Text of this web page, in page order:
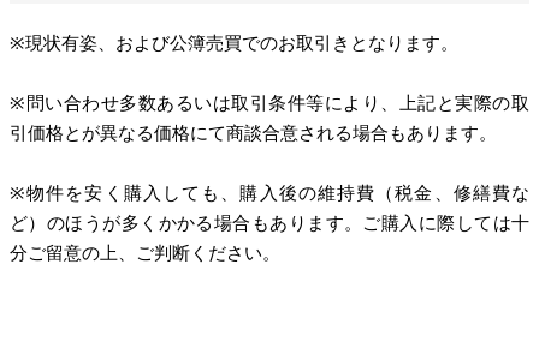
※現状有姿、および公簿売買でのお取引きとなります。
※問い合わせ多数あるいは取引条件等により、上記と実際の取
引価格とが異なる価格にて商談合意される場合もあります。
※物件を安く購入しても、購入後の維持費（税金、修繕費な
ど）のほうが多くかかる場合もあります。ご購入に際しては十
分ご留意の上、ご判断ください。